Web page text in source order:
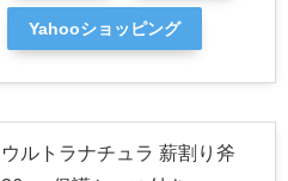
Yahooショッピング
ウルトラナチュラ 薪割り斧